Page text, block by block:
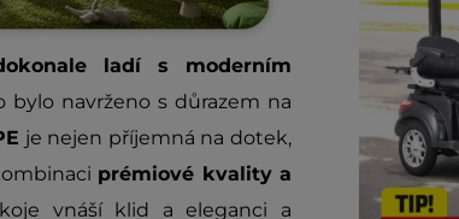
ladí s moderním
bylo navrženo s důrazem na
je nejen příjemná na dotek,
prémiové kvality a
vnáší klid a eleganci a